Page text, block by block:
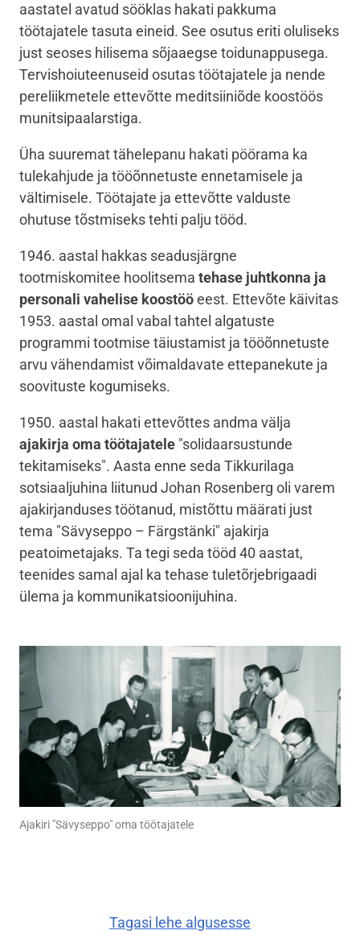
aastatel avatud sööklas hakati pakkuma
töötajatele tasuta eineid. See osutus eriti oluliseks
just seoses hilisema sõjaaegse toidunappusega.
Tervishoiuteenuseid osutas töötajatele ja nende
pereliikmetele ettevõtte meditsiiniõde koostöös
munitsipaalarstiga.
Üha suuremat tähelepanu hakati pöörama ka
tulekahjude ja tööõnnetuste ennetamisele ja
vältimisele. Töötajate ja ettevõtte valduste
ohutuse tõstmiseks tehti palju tööd.
1946. aastal hakkas seadusjärgne
tootmiskomitee hoolitsema tehase juhtkonna ja
personali vahelise koostööeest. Ettevõte käivitas
1953. aastal omal vabal tahtel algatuste
programmi tootmise täiustamist ja tööõnnetuste
arvu vähendamist võimaldavate ettepanekute ja
soovituste kogumiseks.
1950. aastal hakati ettevõttes andma välja
ajakirja oma töötajatele "solidaarsustunde
tekitamiseks". Aasta enne seda Tikkurilaga
sotsiaaljuhina liitunud Johan Rosenberg oli varem
ajakirjanduses töötanud, mistõttu määrati just
tema "Sävyseppo – Färgstänki" ajakirja
peatoimetajaks. Ta tegi seda tööd 40 aastat,
teenides samal ajal ka tehase tuletõrjebrigaadi
ülema ja kommunikatsioonijuhina.
Ajakiri "Sävyseppo" oma töötajatele
Tagasi lehe algusesse